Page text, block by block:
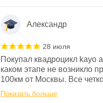
Александр
28 июля
Покупал квадроцикл kayo
каком этапе не возникло
100км от Москвы. Все
спидометре всегда был 0,
постоянно были на связи
Показать больше